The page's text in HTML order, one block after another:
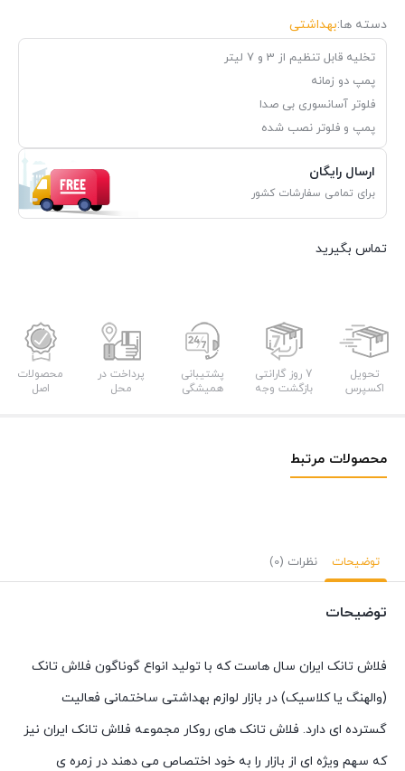
دسته ها:بهداشتی
تخلیه قابل تنظیم از 3 و 7 لیتر
پمپ دو زمانه
فلوتر آسانسوری بی صدا
پمپ و فلوتر نصب شده
ارسال رایگان
برای تمامی سفارشات کشور
تماس بگیرید
تحویل
اکسپرس
7 روز گارانتی
بازگشت وجه
پشتیبانی
همیشگی
پرداخت در
محل
محصولات
اصل
محصولات مرتبط
توضیحات نظرات (0)
توضیحات
فلاش تانک ایران سال هاست که با تولید انواع گوناگون فلاش تانک
(والهنگ یا کلاسیک) در بازار لوازم بهداشتی ساختمانی فعالیت
گسترده ای دارد. فلاش تانک های روکار مجموعه فلاش تانک ایران نیز
که سهم ویژه ای از بازار را به خود اختصاص می دهند در زمره ی